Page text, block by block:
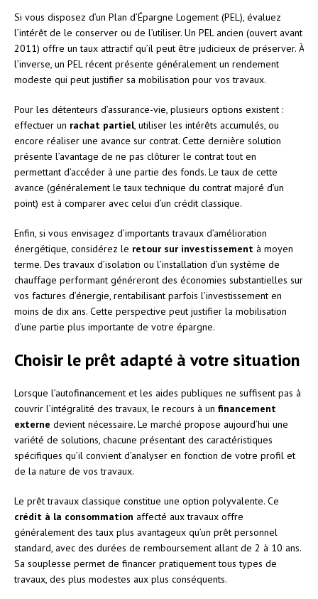
Si vous disposez d’un Plan d’Épargne Logement (PEL), évaluez
l’intérêt de le conserver ou de l’utiliser. Un PEL ancien (ouvert avant
2011) offre un taux attractif qu’il peut être judicieux de préserver. À
l’inverse, un PEL récent présente généralement un rendement
modeste qui peut justifier sa mobilisation pour vos travaux.
Pour les détenteurs d’assurance-vie, plusieurs options existent :
effectuer un rachat partiel, utiliser les intérêts accumulés, ou
encore réaliser une avance sur contrat. Cette dernière solution
présente l’avantage de ne pas clôturer le contrat tout en
permettant d’accéder à une partie des fonds. Le taux de cette
avance (généralement le taux technique du contrat majoré d’un
point) est à comparer avec celui d’un crédit classique.
Enfin, si vous envisagez d’importants travaux d’amélioration
énergétique, considérez le retour sur investissement à moyen
terme. Des travaux d’isolation ou l’installation d’un système de
chauffage performant généreront des économies substantielles sur
vos factures d’énergie, rentabilisant parfois l’investissement en
moins de dix ans. Cette perspective peut justifier la mobilisation
d’une partie plus importante de votre épargne.
Choisir le prêt adapté à votre situation
Lorsque l’autofinancement et les aides publiques ne suffisent pas à
couvrir l’intégralité des travaux, le recours à un financement
externe devient nécessaire. Le marché propose aujourd’hui une
variété de solutions, chacune présentant des caractéristiques
spécifiques qu’il convient d’analyser en fonction de votre profil et
de la nature de vos travaux.
Le prêt travaux classique constitue une option polyvalente. Ce
crédit à la consommation affecté aux travaux offre
généralement des taux plus avantageux qu’un prêt personnel
standard, avec des durées de remboursement allant de 2 à 10 ans.
Sa souplesse permet de financer pratiquement tous types de
travaux, des plus modestes aux plus conséquents.